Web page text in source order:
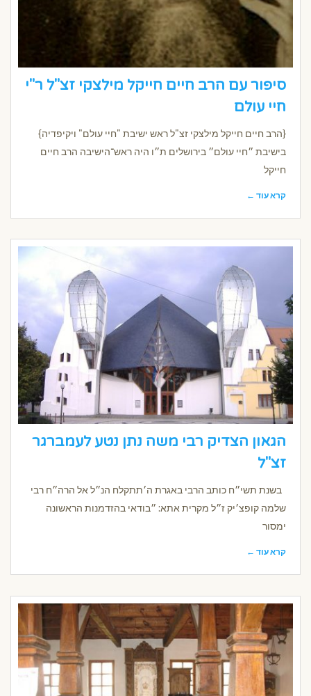
סיפור עם הרב חיים חייקל מילצקי זצ"ל ר"י
חיי עולם
{הרב חיים חייקל מילצקי זצ"ל ראש ישיבת "חיי עולם" ויקיפדיה}
בישיבת ״חיי עולם״ בירושלים ת״ו היה ראש־הישיבה הרב חיים
חייקל
קרא עוד ←
הגאון הצדיק רבי משה נתן נטע לעמברגר
זצ"ל
בשנת תשי״ח כותב הרבי באגרת ה׳תתקלח הנ״ל אל הרה״ח רבי
שלמה קופצ׳יק ז״ל מקרית אתא: ״בודאי בהזדמנות הראשונה
ימסור
קרא עוד ←